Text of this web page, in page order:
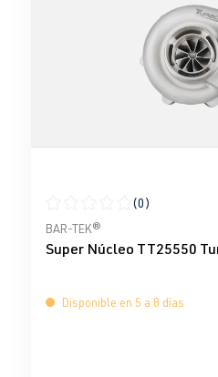
Calificación promedio de 0
(0)
BAR-TEK®
Super Núcleo TT25550
Disponible en 5 a 8 días